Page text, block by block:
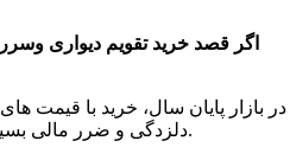
اگر قصد خرید تقویم دیواری
در بازار پایان سال، خرید با قیمت
دلزدگی و ضرر مالی بسیاری از مخاطبان عزیز میباشد.